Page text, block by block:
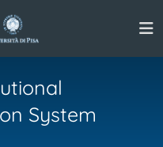
System